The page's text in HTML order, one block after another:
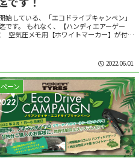
始している、「エコドライブキャンペン」
です。 もれなく、【ハンディエアーゲー
気圧メモ用【ホワイトマーカー】が付い
2022.06.01
ーン